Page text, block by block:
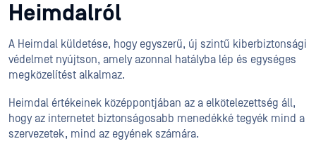
Heimdalról
A Heimdal küldetése, hogy egyszerű, új szintű kiberbiztonsági
védelmet nyújtson, amely azonnal hatályba lép és egységes
megközelítést alkalmaz.
Heimdal értékeinek középpontjában az a elkötelezettség áll,
hogy az internetet biztonságosabb menedékké tegyék mind a
szervezetek, mind az egyének számára.